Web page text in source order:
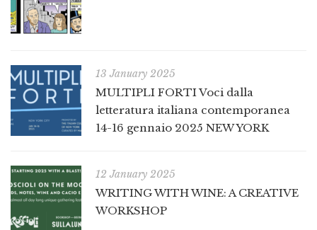
13 January 2025
MULTIPLI FORTI Voci dalla
letteratura italiana contemporanea
14-16 gennaio 2025 NEW YORK
12 January 2025
WRITING WITH WINE: A CREATIVE
WORKSHOP